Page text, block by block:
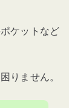
ケットなど
りません。